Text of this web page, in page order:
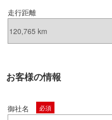
走行距離
お客様の情報
御社名 必須